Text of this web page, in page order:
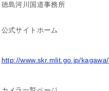
徳島河川国道事務所
公式サイトホーム
http://www.skr.mlit.go.jp/kagawa/